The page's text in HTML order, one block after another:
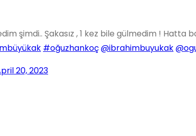
şimdi.. Şakasız , 1 kez bile gülmedim !
#oğuzhankoç@ibrahimbuyukak
20, 2023